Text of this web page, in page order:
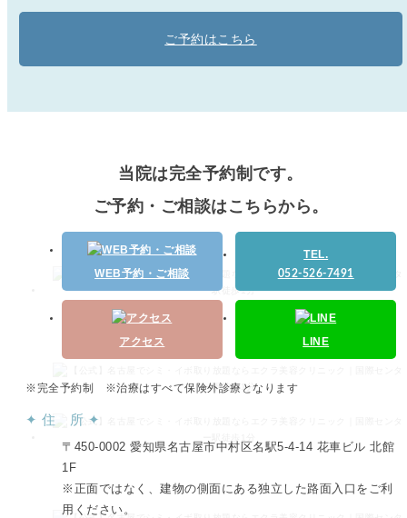
ご予約はこちら
当院は完全予約制です。
ご予約・ご相談はこちらから。
WEB予約・ご相談
TEL.
052-526-7491
アクセス LINE
※完全予約制 ※治療はすべて保険外診療となります
✦ 住 所 ✦
〒450-0002 愛知県名古屋市中村区名駅5-4-14 花車ビル 北館
1F
※正面ではなく、建物の側面にある独立した路面入口をご利
用ください。